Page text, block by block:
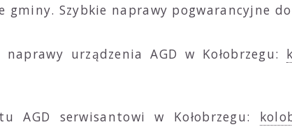
gminy. Szybkie naprawy pogwarancyjne
urządzenia AGD w Kołobrzegu:
AGD serwisantowi w Kołobrzegu: